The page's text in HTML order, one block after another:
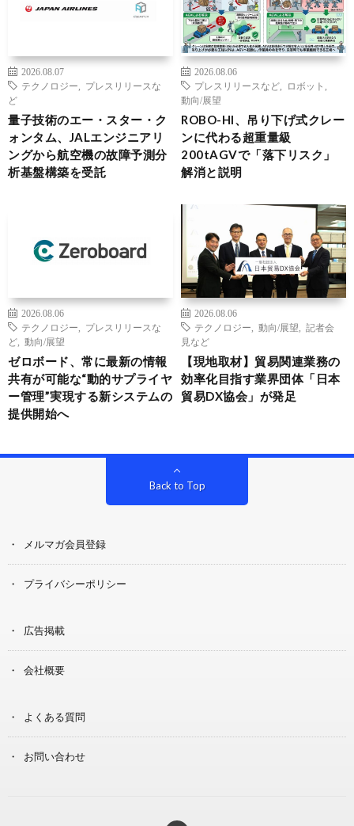
2026.08.07
テクノロジー
プレスリリースな
ど
量子技術のエー・スター・ク
ォンタム、JALエンジニアリ
ングから航空機の故障予測分
析基盤構築を受託
2026.08.06
プレスリリースなど
ロボット
動向/展望
ROBO-HI、吊り下げ式クレー
ンに代わる超重量級
200tAGVで「落下リスク」
解消と説明
2026.08.06
テクノロジー
プレスリリースな
ど
動向/展望
ゼロボード、常に最新の情報
共有が可能な“動的サプライヤ
ー管理”実現する新システムの
提供開始へ
2026.08.06
テクノロジー
動向/展望
記者会
見など
【現地取材】貿易関連業務の
効率化目指す業界団体「日本
貿易DX協会」が発足
Back to Top
メルマガ会員登録
プライバシーポリシー
広告掲載
会社概要
よくある質問
お問い合わせ